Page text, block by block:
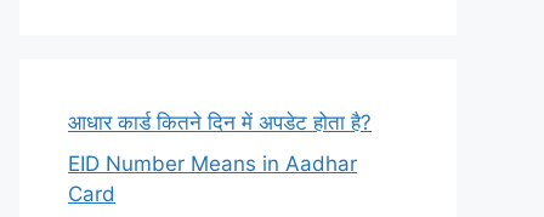
आधार कार्ड कितने दिन में अपडेट होता है?
EID Number Means in Aadhar
Card